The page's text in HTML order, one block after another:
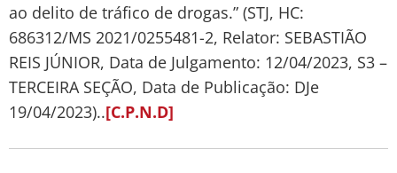
ao delito de tráfico de drogas.” (STJ, HC:
686312/MS 2021/0255481-2, Relator: SEBASTIÃO
REIS JÚNIOR, Data de Julgamento: 12/04/2023, S3 –
TERCEIRA SEÇÃO, Data de Publicação: DJe
19/04/2023)..[C.P.N.D]